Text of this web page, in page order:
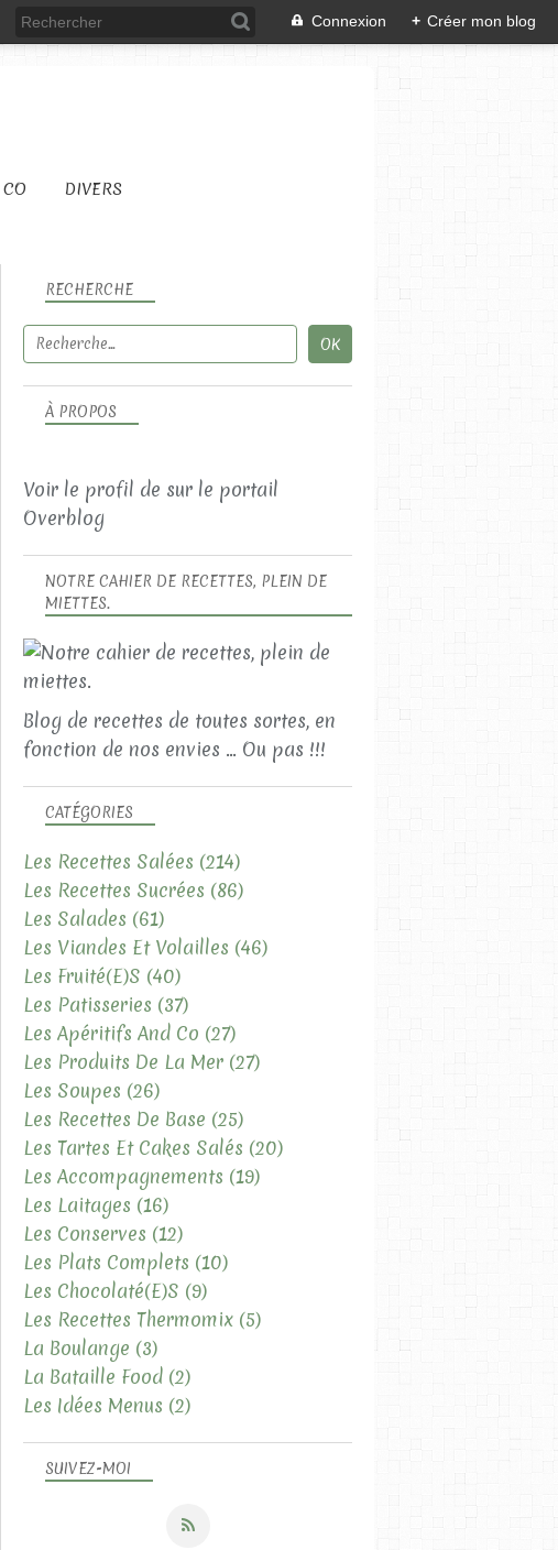
Connexion + Créer mon blog
DIVERS
SUIVEZ-MOI
RECHERCHE
NOTRE CAHIER DE RECETTES, PLEIN DE
MIETTES.
Blog de recettes de toutes sortes, en
fonction de nos envies ... Ou pas !!!
À PROPOS
Voir le profil de sur le portail
Overblog
CATÉGORIES
Les Recettes Salées (214)
Les Recettes Sucrées (86)
Les Salades (61)
Les Viandes Et Volailles (46)
Les Fruité(e)s (40)
Les Patisseries (37)
Les Apéritifs And Co (27)
Les Produits De La Mer (27)
Les Soupes (26)
Les Recettes De Base (25)
Les Tartes Et Cakes Salés (20)
Les Accompagnements (19)
Les Laitages (16)
Les Conserves (12)
Les Plats Complets (10)
Les Chocolaté(e)s (9)
Les Recettes Thermomix (5)
La Boulange (3)
La Bataille Food (2)
Les Idées Menus (2)